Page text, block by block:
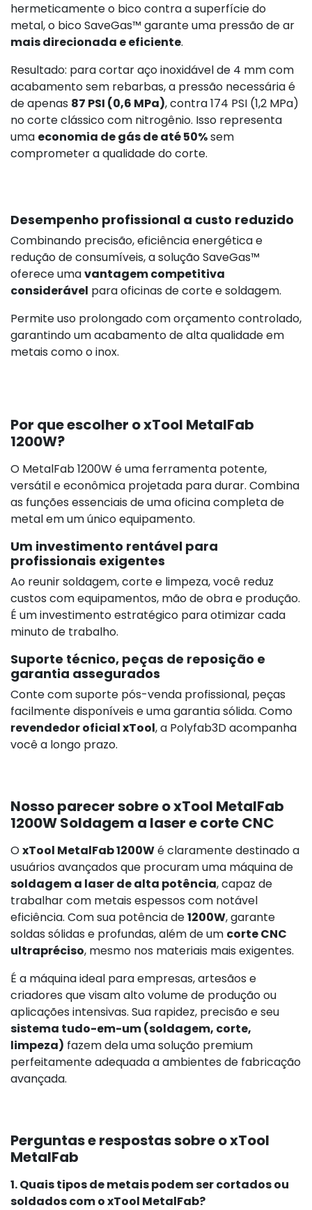
hermeticamente o bico contra a superfície do
metal, o bico SaveGas™ garante uma pressão de ar
mais direcionada e eficiente.
Resultado: para cortar aço inoxidável de 4 mm com
acabamento sem rebarbas, a pressão necessária é
de apenas 87 PSI (0,6 MPa), contra 174 PSI (1,2 MPa)
no corte clássico com nitrogênio. Isso representa
uma economia de gás de até 50%sem
comprometer a qualidade do corte.
Desempenho profissional a custo reduzido
Combinando precisão, eficiência energética e
redução de consumíveis, a solução SaveGas™
oferece umavantagem competitiva
considerável para oficinas de corte e soldagem.
Permite uso prolongado com orçamento controlado,
garantindo um acabamento de alta qualidade em
metais como o inox.
Por que escolher o xTool MetalFab
1200W?
O MetalFab 1200W é uma ferramenta potente,
versátil e econômica projetada para durar. Combina
as funções essenciais de uma oficina completa de
metal em um único equipamento.
Um investimento rentável para
profissionais exigentes
Ao reunir soldagem, corte e limpeza, você reduz
custos com equipamentos, mão de obra e produção.
É um investimento estratégico para otimizar cada
minuto de trabalho.
Suporte técnico, peças de reposição e
garantia assegurados
Conte com suporte pós-venda profissional, peças
facilmente disponíveis e uma garantia sólida. Como
revendedor oficial xTool, a Polyfab3D acompanha
você a longo prazo.
Nosso parecer sobre o xTool MetalFab
1200W Soldagem a laser e corte CNC
OxTool MetalFab 1200Wé claramente destinado a
usuários avançados que procuram uma máquina de
soldagem a laser de alta potência, capaz de
trabalhar com metais espessos com notável
eficiência. Com sua potência de1200W, garante
soldas sólidas e profundas, além de um corte CNC
ultrapréciso, mesmo nos materiais mais exigentes.
É a máquina ideal para empresas, artesãos e
criadores que visam alto volume de produção ou
aplicações intensivas. Sua rapidez, precisão e seu
sistema tudo-em-um (soldagem, corte,
limpeza) fazem dela uma solução premium
perfeitamente adequada a ambientes de fabricação
avançada.
Perguntas e respostas sobre o xTool
MetalFab
1. Quais tipos de metais podem ser cortados ou
soldados com o xTool MetalFab?